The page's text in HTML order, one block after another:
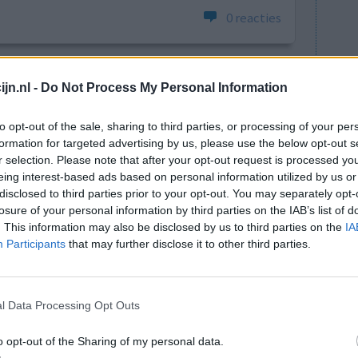
- Do Not Process My Personal Information
opt-out of the sale, sharing to third parties, or processing of your
for targeted advertising by us, please use the below opt-out
selection. Please note that after your opt-out request is processed
interest-based ads based on personal information utilized by us
to third parties prior to your opt-out. You may separately
of your personal information by third parties on the IAB’s list of
This information may also be disclosed by us to third parties on the
Participants that may further disclose it to other third parties.
Data Processing Opt Outs
opt-out of the Sharing of my personal data.
0 reacties
Effectiviteit
Hoeveelheid bijwerkingen
En
Slaap
een extra uurtje slaap pakken. zonder dit
tevreden over. Had al voor dit